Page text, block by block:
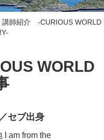
講師紹介 -CURIOUS WORLD
WORLD
セブ出身
I am from the